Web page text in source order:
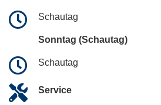
Schautag
Sonntag (Schautag)
Schautag
Service